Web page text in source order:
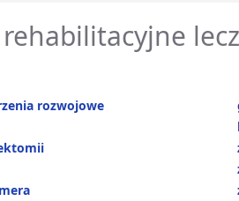
rozwojowe